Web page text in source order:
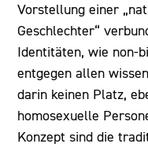
Vorstellung einer
Geschlechter“
Identitäten, wie non-
entgegen allen
darin keinen Platz,
homosexuelle
Konzept sind die